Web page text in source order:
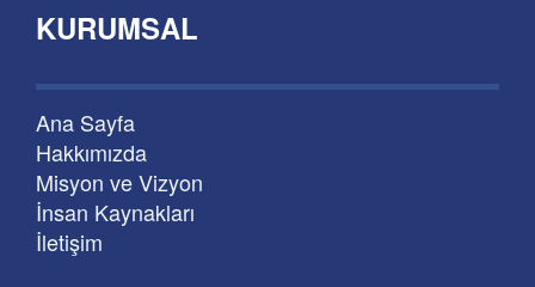
KURUMSAL
Ana Sayfa
Hakkımızda
Misyon ve Vizyon
İnsan Kaynakları
İletişim